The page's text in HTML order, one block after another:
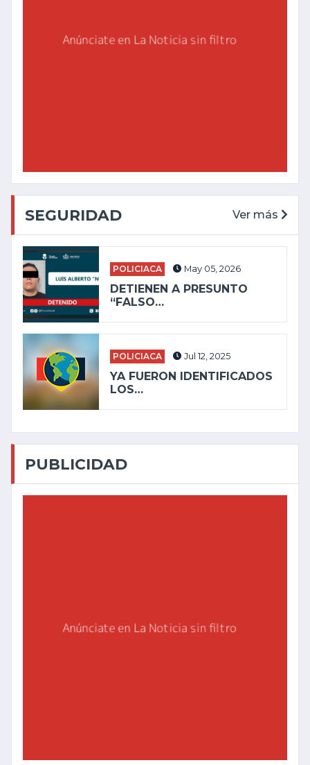
SEGURIDAD Ver más
POLICIACA May 05, 2026
DETIENEN A PRESUNTO
“FALSO…
POLICIACA Jul 12, 2025
YA FUERON IDENTIFICADOS
LOS…
PUBLICIDAD